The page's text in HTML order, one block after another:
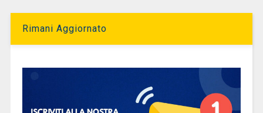
Rimani Aggiornato